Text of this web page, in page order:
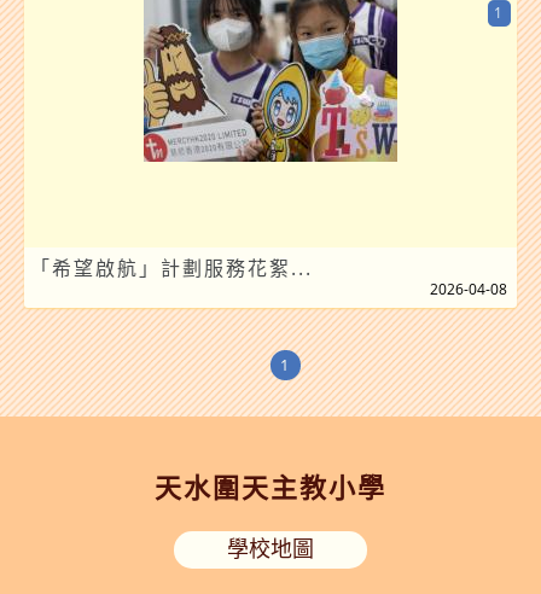
「希望啟航」計劃服務花絮...
1
2026-04-08
1
天水圍天主教小學
學校地圖